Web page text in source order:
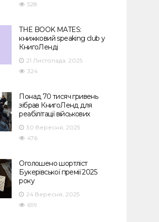
528
THE BOOK MATES:
книжковий speaking club у
КнигоЛенді
21 Листопада, 2025
324
Понад 70 тисяч гривень
зібрав КнигоЛенд для
реабілітації військових
30 Вересня, 2025
476
Оголошено шортліст
Букерівської премії 2025
року
24 Вересня, 2025
699